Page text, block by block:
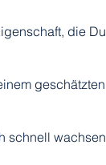
die Du
geschätzten
schnell wachsen